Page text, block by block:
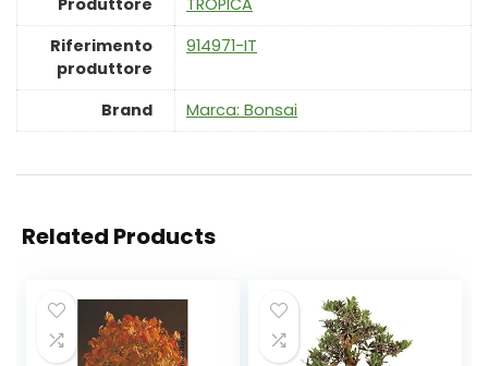
Produttore
‎TROPICA
Riferimento
produttore
‎914971-IT
Brand Marca: Bonsai
Related Products